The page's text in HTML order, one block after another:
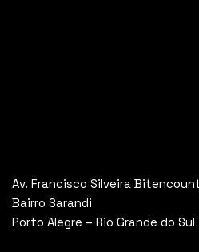
Av. Francisco Silveira
Bairro Sarandi
Porto Alegre – Rio Grande do Sul